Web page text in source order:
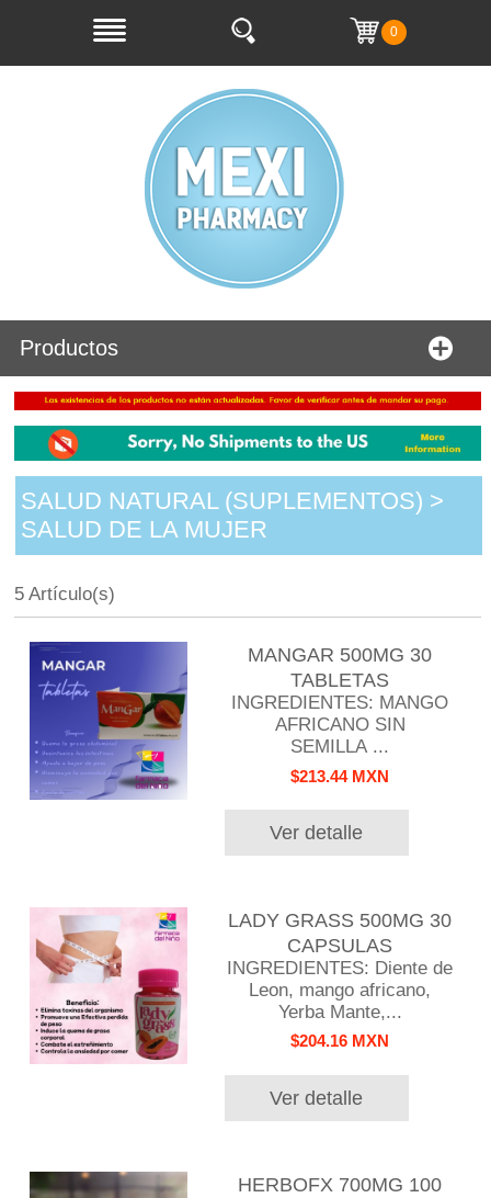
0
Productos
SALUD NATURAL (SUPLEMENTOS) >
SALUD DE LA MUJER
5 Artículo(s)
MANGAR 500MG 30
TABLETAS
INGREDIENTES: MANGO
AFRICANO SIN
SEMILLA ...
$213.44 MXN
Ver detalle
LADY GRASS 500MG 30
CAPSULAS
INGREDIENTES: Diente de
Leon, mango africano,
Yerba Mante,...
$204.16 MXN
Ver detalle
HERBOFX 700MG 100